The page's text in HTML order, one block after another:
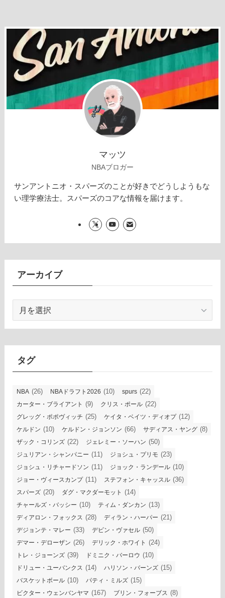
マッツ
NBAブロガー
サンアントニオ・スパーズのことが好きでどうしようもな
い理学療法士。スパーズのコアな情報を届けます。
アーカイブ
カ
タグ
NBA (26) NBAドラフト2026 (10) spurs (22)
カーター・ブライアント (9) クリス・ポール (22)
グレッグ・ポポヴィッチ (25) ケイタ・ベイツ・ディオプ(12)
ケルドン (10) ケルドン・ジョンソン (66) サディアス・ヤング (8)
ザック・コリンズ (22) ジェレミー・ソーハン (50)
ジュリアン・シャンパニー (11) ジョシュ・プリモ (23)
ジョシュ・リチャードソン (11) ジョック・ランデール (10)
ジョー・ヴィースカンプ(11) ステフォン・キャッスル (36)
スパーズ (20) ダグ・マクダーモット (14)
チャールズ・バッシー (10) ティム・ダンカン (13)
ディアロン・フォックス (28) ディラン・ハーパー (21)
デジョンテ・マレー (33) デビン・ヴァセル (50)
デマー・デローザン (26) デリック・ホワイト (24)
トレ・ジョーンズ (39) ドミニク・バーロウ (10)
ドリュー・ユーバンクス (14) ハリソン・バーンズ (15)
バスケットボール (10) パティ・ミルズ (15)
ビクター・ウェンバンヤマ (167) ブリン・フォーブス (8)